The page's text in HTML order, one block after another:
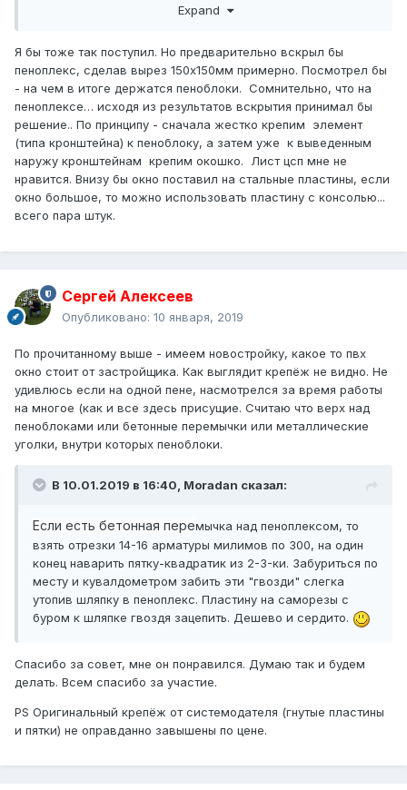
утопив шляпку в пеноплекс. Пластину на саморезы с
Expand
Я бы тоже так поступил. Но предварительно вскрыл бы
пеноплекс, сделав вырез 150х150мм примерно. Посмотрел бы
- на чем в итоге держатся пеноблоки. Сомнительно, что на
пеноплексе… исходя из результатов вскрытия принимал бы
решение.. По принципу - сначала жестко крепим элемент
(типа кронштейна) к пеноблоку, а затем уже к выведенным
наружу кронштейнам крепим окошко. Лист цсп мне не
нравится. Внизу бы окно поставил на стальные пластины, если
окно большое, то можно использовать пластину с консолью...
всего пара штук.
Сергей Алексеев
Опубликовано: 10 января, 2019
По прочитанному выше - имеем новостройку, какое то пвх
окно стоит от застройщика. Как выглядит крепёж не видно. Не
удивлюсь если на одной пене, насмотрелся за время работы
на многое (как и все здесь присущие. Считаю что верх над
пеноблоками или бетонные перемычки или металлические
уголки, внутри которых пеноблоки.
В 10.01.2019 в 16:40, Moradan сказал:
Если есть бетонная перемычка над пеноплексом, то
взять отрезки 14-16 арматуры милимов по 300, на один
конец наварить пятку-квадратик из 2-3-ки. Забуриться по
месту и кувалдометром забить эти "гвозди" слегка
утопив шляпку в пеноплекс. Пластину на саморезы с
буром к шляпке гвоздя зацепить. Дешево и сердито.
Спасибо за совет, мне он понравился. Думаю так и будем
делать. Всем спасибо за участие.
PS Оригинальный крепёж от системодателя (гнутые пластины
и пятки) не оправданно завышены по цене.